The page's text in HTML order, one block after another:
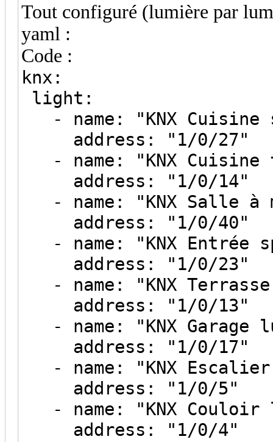
Tout configuré (lumière par
yaml :
Code :
knx:
light:
- name: "KNX Cuisine
address: "1/0/27"
- name: "KNX Cuisine
address: "1/0/14"
- name: "KNX Salle à
address: "1/0/40"
- name: "KNX Entrée
address: "1/0/23"
- name: "KNX
address: "1/0/13"
- name: "KNX Garage
address: "1/0/17"
- name: "KNX
address: "1/0/5"
- name: "KNX Couloir
address: "1/0/4"